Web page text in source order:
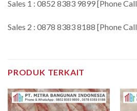
Sales 1 : 0852 8383 9899 [Phone
Sales 2 : 0878 8383 8188 [Phone
PRODUK TERKAIT